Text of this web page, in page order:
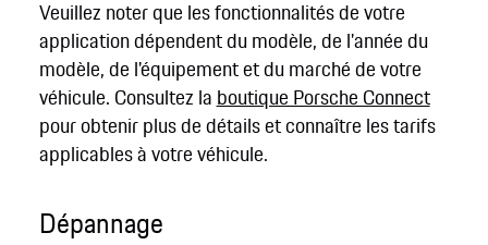
Veuillez noter que les fonctionnalités de votre
application dépendent du modèle, de l'année du
modèle, de l'équipement et du marché de votre
véhicule. Consultez la boutique Porsche Connect
pour obtenir plus de détails et connaître les tarifs
applicables à votre véhicule.
Dépannage